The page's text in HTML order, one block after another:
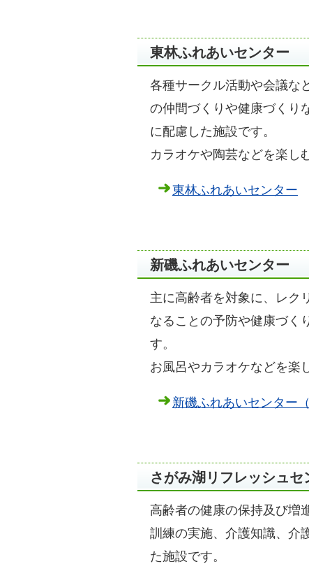
東林ふれあいセンター
各種サークル活動や会議な
の仲間づくりや健康づくり
に配慮した施設です。
カラオケや陶芸などを楽し
東林ふれあいセンター
新磯ふれあいセンター
主に高齢者を対象に、レク
なることの予防や健康づく
す。
お風呂やカラオケなどを楽
新磯ふれあいセンター
さがみ湖リフレッシュセ
高齢者の健康の保持及び増
訓練の実施、介護知識、介
た施設です。